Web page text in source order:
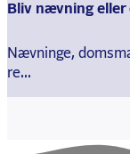
Bliv nævning eller
Nævninge,
re...